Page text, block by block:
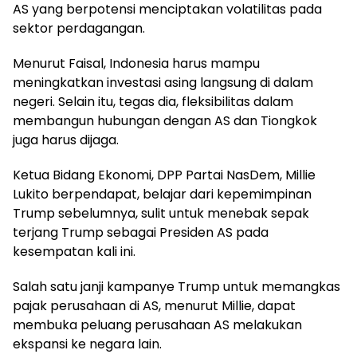
AS yang berpotensi menciptakan volatilitas pada
sektor perdagangan.
Menurut Faisal, Indonesia harus mampu
meningkatkan investasi asing langsung di dalam
negeri. Selain itu, tegas dia, fleksibilitas dalam
membangun hubungan dengan AS dan Tiongkok
juga harus dijaga.
Ketua Bidang Ekonomi, DPP Partai NasDem, Millie
Lukito berpendapat, belajar dari kepemimpinan
Trump sebelumnya, sulit untuk menebak sepak
terjang Trump sebagai Presiden AS pada
kesempatan kali ini.
Salah satu janji kampanye Trump untuk memangkas
pajak perusahaan di AS, menurut Millie, dapat
membuka peluang perusahaan AS melakukan
ekspansi ke negara lain.